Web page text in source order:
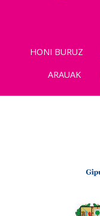
HONI BURUZ
ARAUAK